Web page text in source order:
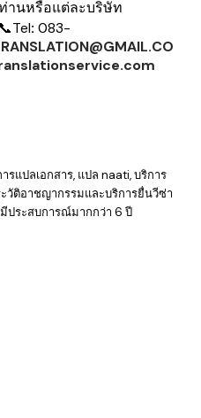
านหรือแต่ละบริษัท
📞Tel: 083-
รแปลเอกสาร, แปล naati, บริการ
วัติอาชญากรรมและบริการยื่นวีซ่า
ประสบการณ์มากกว่า 6 ปี